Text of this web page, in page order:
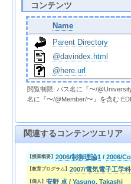
コンテンツ
Name
Parent Directory
@davindex.html
@here.url
閲覧制限: パス名に『〜/
名に『〜/@Member/〜』を含む
関連するコンテンツエリア
【授業概要】 2006/制御理論1 / 2006/
【教育プログラム】 2007/電気電子工学
【個人】 安野 卓 / Yasuno, Takashi